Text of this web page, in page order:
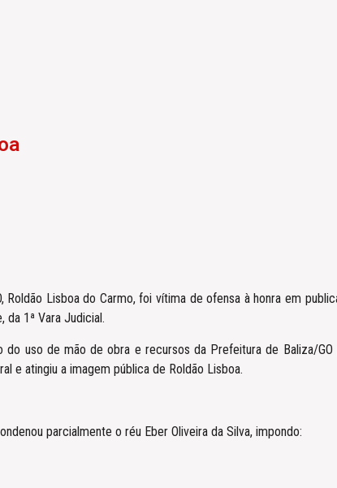
Lisboa do Carmo, foi vítima de ofensa à honra em
da 1ª Vara Judicial.
uso de mão de obra e recursos da Prefeitura de Baliza/
e atingiu a imagem pública de Roldão Lisboa.
parcialmente o réu Eber Oliveira da Silva, impondo: